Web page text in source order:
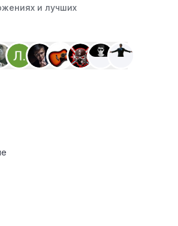
вы соответствуете этим
предоставляет ли Кранчи
и лучших